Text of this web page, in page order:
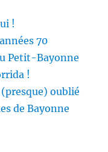
!
70
Petit-Bayonne
!
oublié
de Bayonne